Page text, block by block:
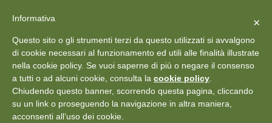
+39 011 18867102 info@aceper.it Statuto
Aceper
Vedi: Protezione dei dati personali ×
Informativa
Questo sito o gli strumenti terzi da questo utilizzati si avvalgono
di cookie necessari al funzionamento ed utili alle finalità illustrate
nella cookie policy. Se vuoi saperne di più o negare il consenso
a tutti o ad alcuni cookie, consulta la cookie policy
Chiudendo questo banner, scorrendo questa pagina, cliccando
su un link o proseguendo la navigazione in altra maniera,
acconsenti all’uso dei cookie.